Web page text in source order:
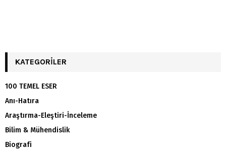
KATEGORILER
100 TEMEL ESER
Anı-Hatıra
Araştırma-Eleştiri-İnceleme
Bilim & Mühendislik
Biografi